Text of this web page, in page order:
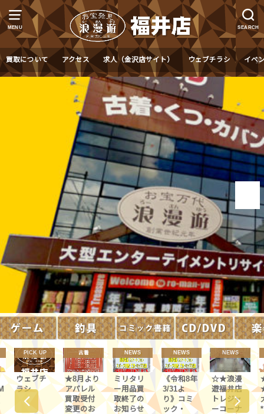
MENU SEARCH
買取について アクセス 求人（金沢店サイト） ウェブチラシ イベ
古着
★8月より
アパレル
買取受付
変更のお
NEWS
ミリタリ
ー用品買
取終了の
お知らせ
NEWS
《令和8年
3/31よ
り》コミ
ック・
NEWS
☆★浪漫
遊福井店
トレジャ
ーコーナ
TOPICS
★浪漫遊
★「TVCM
大公開」(
*´艸｀)